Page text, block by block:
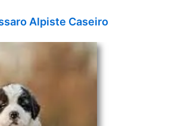
Alpiste Caseiro